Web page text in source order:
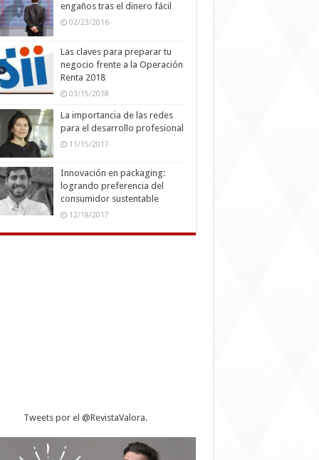
engaños tras el dinero fácil
02/23/2016
Las claves para preparar tu
negocio frente a la Operación
Renta 2018
03/15/2018
La importancia de las redes
para el desarrollo profesional
11/15/2017
Innovación en packaging:
logrando preferencia del
consumidor sustentable
12/18/2017
Tweets por el @RevistaValora.